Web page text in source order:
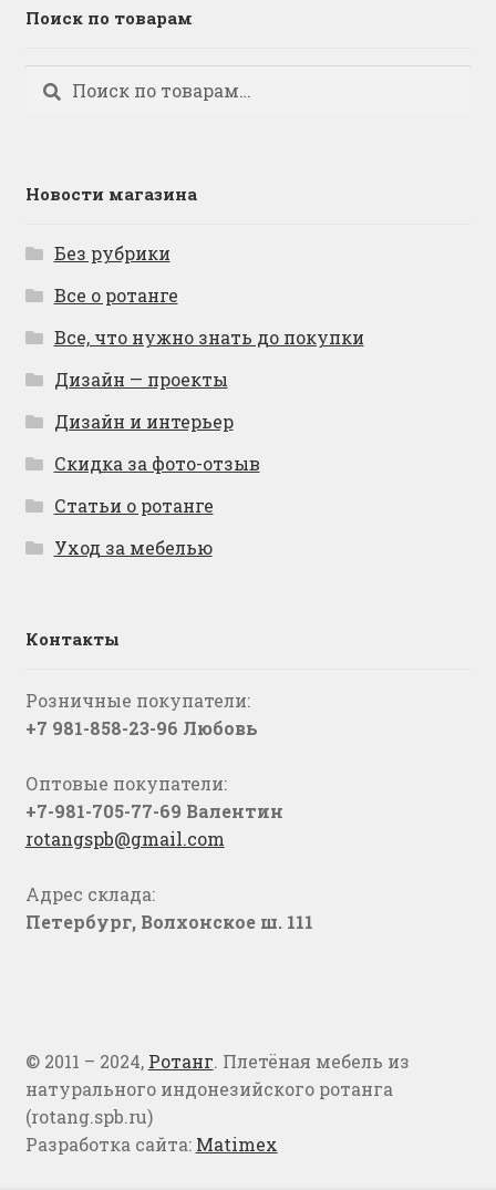
Поиск по товарам
Искать:
Поиск
Новости магазина
Без рубрики
Все о ротанге
Все, что нужно знать до покупки
Дизайн — проекты
Дизайн и интерьер
Скидка за фото-отзыв
Статьи о ротанге
Уход за мебелью
Контакты
Розничные покупатели:
+7 981-858-23-96 Любовь
Оптовые покупатели:
+7-981-705-77-69 Валентин
rotangspb@gmail.com
Адрес склада:
Петербург, Волхонское ш. 111
© 2011 – 2024, Ротанг. Плетёная мебель из
натурального индонезийского ротанга
(rotang.spb.ru)
Разработка сайта: Matimex